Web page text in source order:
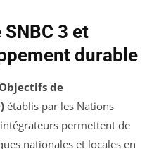
3 et
durable
Objectifs de
établis par les Nations
permettent de
nationales et locales en